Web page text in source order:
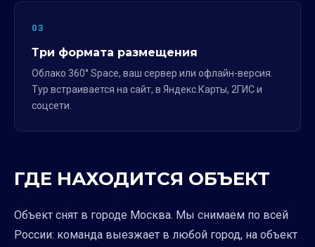
03
Три формата размещения
Облако 360° Space, ваш сервер или офлайн-версия.
Тур встраивается на сайт, в Яндекс.Карты, 2ГИС и
соцсети.
ГДЕ НАХОДИТСЯ ОБЪЕКТ
Объект снят в городе Москва. Мы снимаем по всей
России: команда выезжает в любой город, на объект